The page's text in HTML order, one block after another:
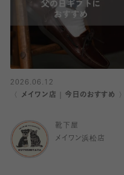
2026.06.12
〈 メイワン店｜今日のおすすめ 〉
靴下屋
メイワン浜松店